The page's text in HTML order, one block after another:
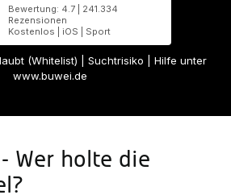
Bewertung: 4.7 | 241.334
Rezensionen
Kostenlos | iOS | Sport
(Whitelist) | Suchtrisiko | Hilfe unter
www.buwei.de
Wer holte die